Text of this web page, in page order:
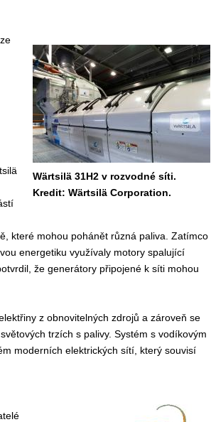
Wärtsilä 31H2 v rozvodné síti.
Kredit: Wärtsilä Corporation.
které mohou pohánět různá paliva. Zatímco
energetiku využívaly motory spalující
že generátory připojené k síti mohou
z obnovitelných zdrojů a zároveň se
trzích s palivy. Systém s vodíkovým
moderních elektrických sítí, který souvisí